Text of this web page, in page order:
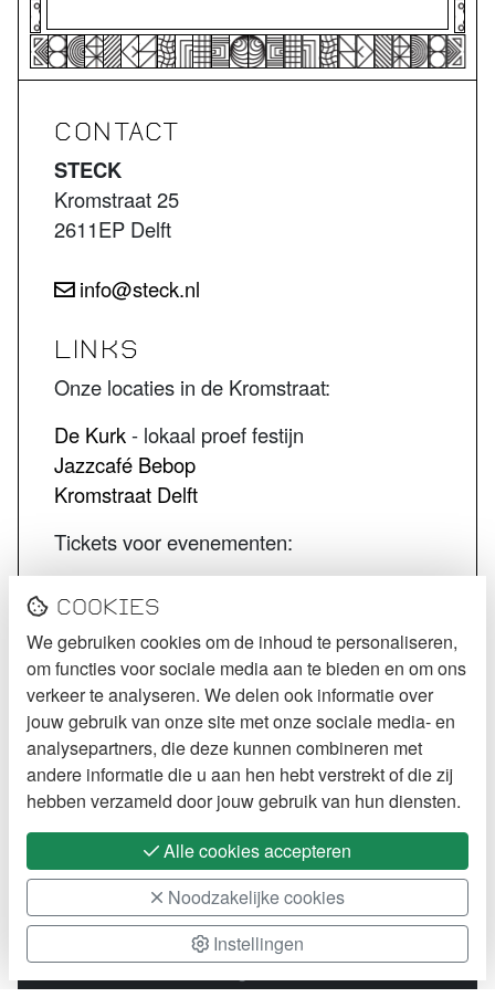
CONTACT
STECK
Kromstraat 25
2611EP Delft
info@steck.nl
LINKS
Onze locaties in de Kromstraat:
De Kurk- lokaal proef festijn
Jazzcafé Bebop
Kromstraat Delft
Tickets voor evenementen:
De Kurk tickets
Jazzcafé Bebop tickets
VOLG STECK
Instagram
Facebook
Cookie Policy
designers
Cookies
We gebruiken cookies om de inhoud te personaliseren,
om functies voor sociale media aan te bieden en om ons
verkeer te analyseren. We delen ook informatie over
jouw gebruik van onze site met onze sociale media- en
analysepartners, die deze kunnen combineren met
andere informatie die u aan hen hebt verstrekt of die zij
hebben verzameld door jouw gebruik van hun diensten.
Alle cookies accepteren
Noodzakelijke cookies
Instellingen